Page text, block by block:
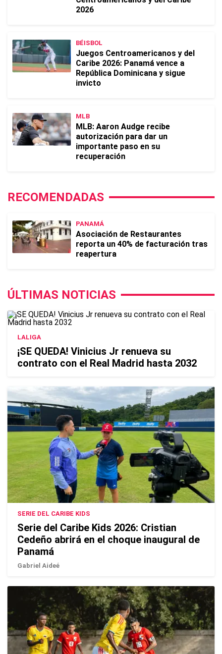
2026
BÉISBOL
Juegos Centroamericanos y del
Caribe 2026: Panamá vence a
República Dominicana y sigue
invicto
MLB
MLB: Aaron Audge recibe
autorización para dar un
importante paso en su
recuperación
RECOMENDADAS
PANAMÁ
Asociación de Restaurantes
reporta un 40% de facturación tras
reapertura
ÚLTIMAS NOTICIAS
LALIGA
¡SE QUEDA! Vinicius Jr renueva su
contrato con el Real Madrid hasta 2032
SERIE DEL CARIBE KIDS
Serie del Caribe Kids 2026: Cristian
Cedeño abrirá en el choque inaugural de
Panamá
Gabriel Aideé